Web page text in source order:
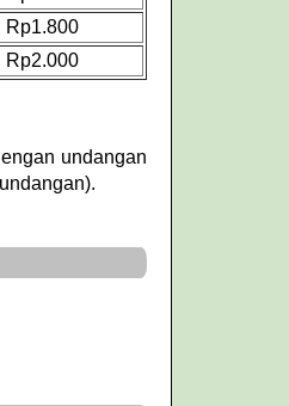
Rp1.800
Rp2.000
undangan